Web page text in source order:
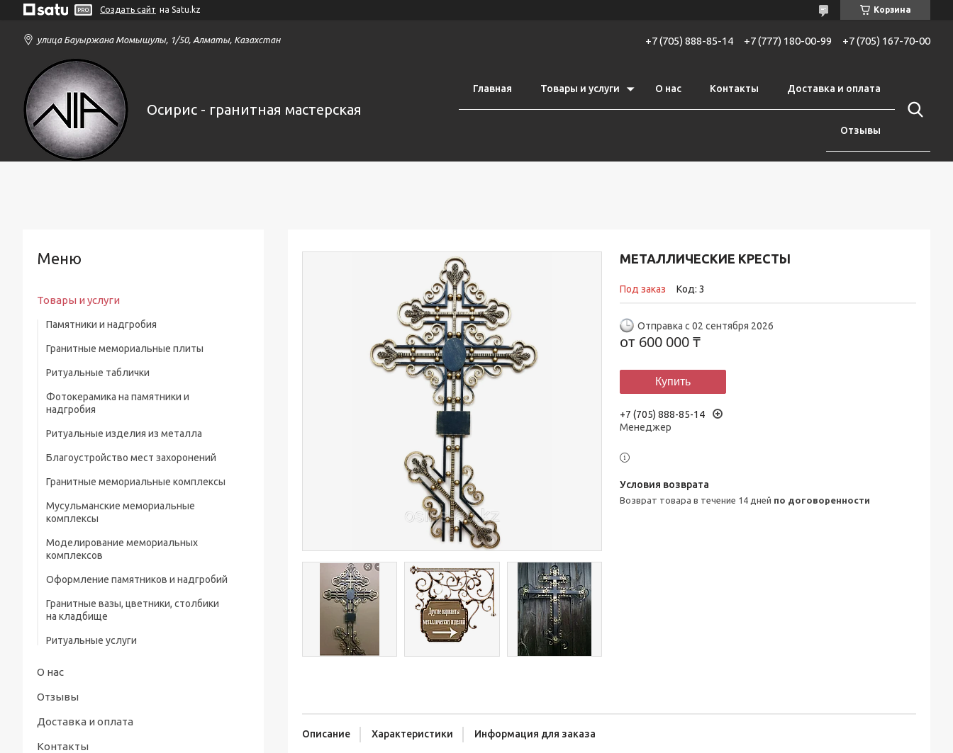
Создать сайт на Satu.kz Корзина
улица Бауыржана Момышулы, 1/50, Алматы, Казахстан +7 (705) 888-85-14 +7 (777) 180-00-99 +7 (705) 167-70-00
Осирис - гранитная мастерская
Главная Товары и услуги О нас Контакты Доставка и оплата
Отзывы
МЕТАЛЛИЧЕСКИЕ КРЕСТЫ
Под заказ Код: 3
Отправка с 02 сентября 2026
от 600 000 ₸
Купить
+7 (705) 888-85-14
Менеджер
возврат товара в течение 14 дней по договоренности
Описание Характеристики Информация для заказа
Товары и услуги
Памятники и надгробия
Гранитные мемориальные плиты
Мусульманские мемориальные плиты
Мемориальные плиты
Ритуальные таблички
Фотокерамика на памятники и
надгробия
Ритуальные изделия из металла
Металлические ограды на кладбище
Металлические кресты на кладбище
Металлические изделия и конструкции
кладбище
Металлические цветники на кладбище
Благоустройство мест захоронений
Гранитные мемориальные комплексы
Мусульманские мемориальные
комплексы
Моделирование мемориальных
комплексов
Оформление памятников и надгробий
Портреты на памятники и надгробия
Гранитные вазы, цветники, столбики
на кладбище
Ритуальные услуги
О нас
Отзывы
Доставка и оплата
Контакты